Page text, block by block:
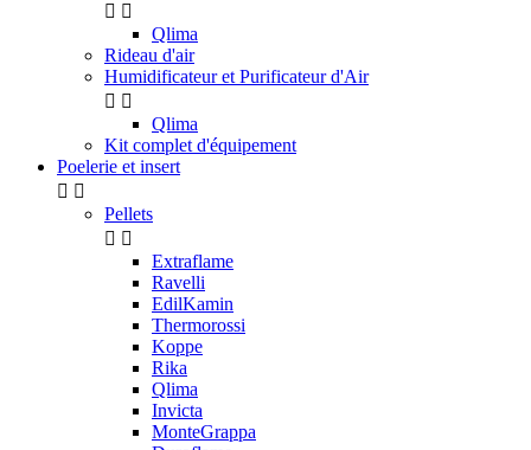
 
Qlima
Rideau d'air
Humidificateur et Purificateur d'Air
 
Qlima
Kit complet d'équipement
Poelerie et insert
 
Pellets
 
Extraflame
Ravelli
EdilKamin
Thermorossi
Koppe
Rika
Qlima
Invicta
MonteGrappa